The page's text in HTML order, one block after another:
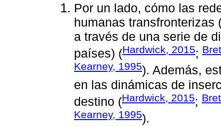
Por un lado, cómo las
humanas
a través de una serie de
países) (Hardwick, 2015;
Kearney, 1995). Además,
en las dinámicas de
destino (Hardwick, 2015;
Kearney, 1995).